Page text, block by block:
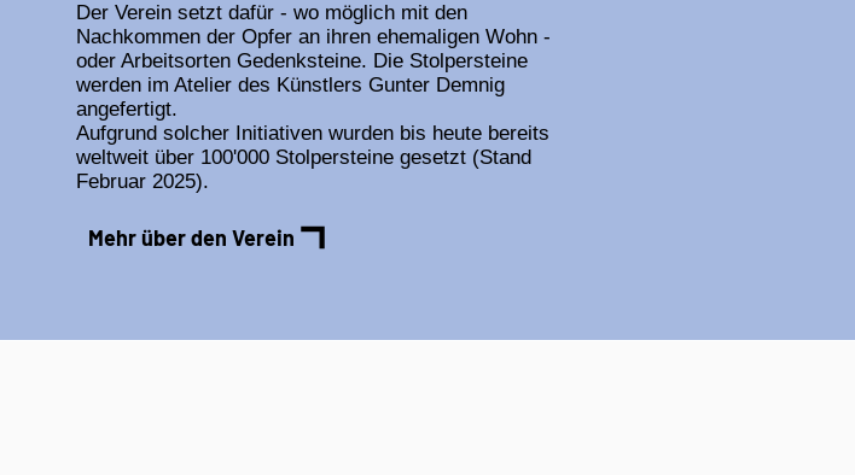
Der Verein setzt dafür - wo möglich mit den
Nachkommen der Opfer an ihren ehemaligen Wohn -
oder Arbeitsorten Gedenksteine. Die Stolpersteine
werden im Atelier des Künstlers Gunter Demnig
angefertigt.
Aufgrund solcher Initiativen wurden bis heute bereits
weltweit über 100'000 Stolpersteine gesetzt (Stand
Februar 2025).
Mehr über den Verein